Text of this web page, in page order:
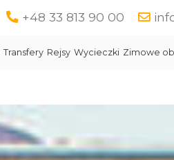
+48 33 813 90 00
Transfery Rejsy Wycieczki Zimowe